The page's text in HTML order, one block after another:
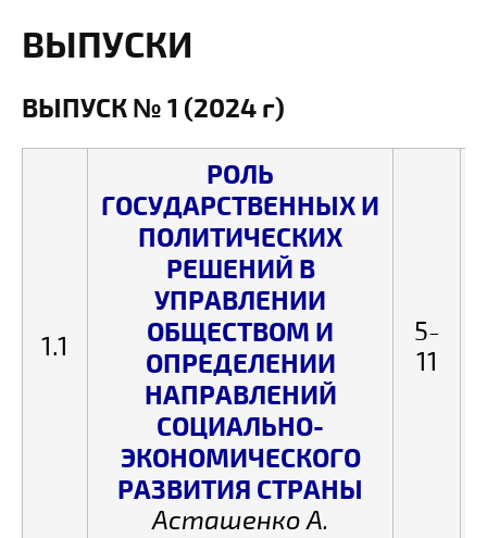
ВЫПУСКИ
ВЫПУСК № 1 (2024 г)
1.1
РОЛЬ
ГОСУДАРСТВЕННЫХ И
ПОЛИТИЧЕСКИХ
РЕШЕНИЙ В
УПРАВЛЕНИИ
ОБЩЕСТВОМ И
ОПРЕДЕЛЕНИИ
НАПРАВЛЕНИЙ
СОЦИАЛЬНО-
ЭКОНОМИЧЕСКОГО
РАЗВИТИЯ СТРАНЫ
Асташенко А.
5-
11